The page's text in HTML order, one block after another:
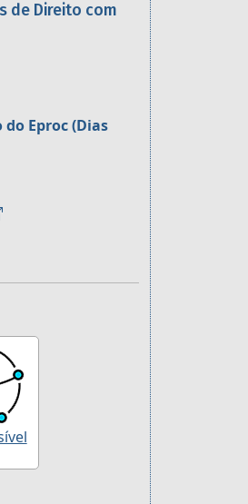
de Direito com
Eproc (Dias